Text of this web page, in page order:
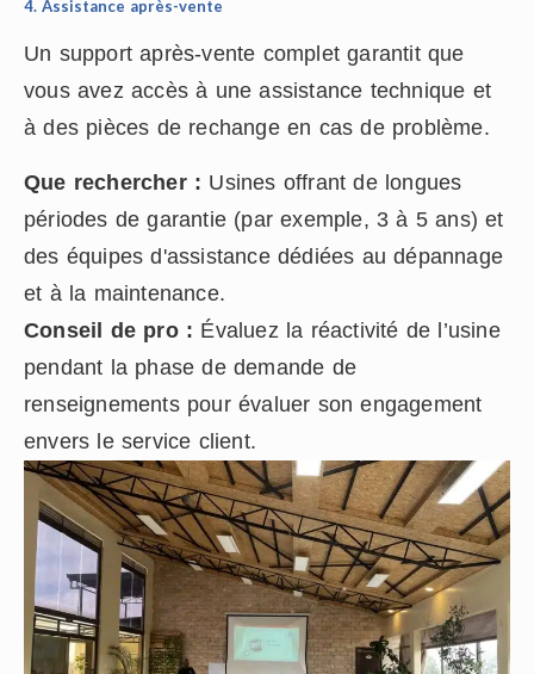
4. Assistance après-vente
Un support après-vente complet garantit que
vous avez accès à une assistance technique et
à des pièces de rechange en cas de problème.
Que rechercher : Usines offrant de longues
périodes de garantie (par exemple, 3 à 5 ans) et
des équipes d'assistance dédiées au dépannage
et à la maintenance.
Conseil de pro : Évaluez la réactivité de l’usine
pendant la phase de demande de
renseignements pour évaluer son engagement
envers le service client.